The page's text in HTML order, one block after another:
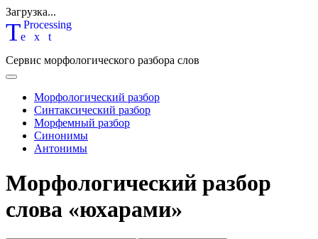
Загрузка...
Text
Processing
Сервис морфологического разбора слов
Морфологический разбор
Синтаксический разбор
Морфемный разбор
Синонимы
Антонимы
Морфологический разбор
слова «юхарами»